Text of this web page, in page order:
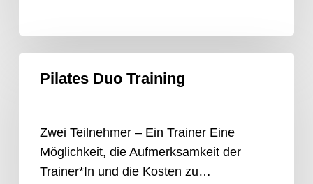
DuoPilates Duo Training
Zwei Teilnehmer – Ein Trainer Eine
Möglichkeit, die Aufmerksamkeit der
Trainer*In und die Kosten zu…